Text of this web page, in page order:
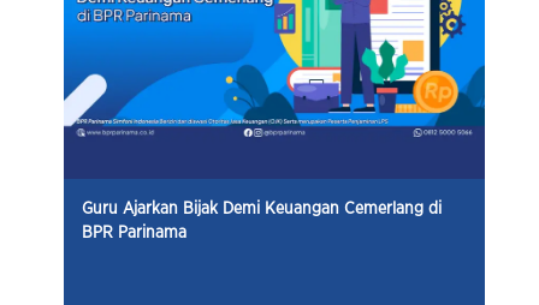
Guru Ajarkan Bijak Demi Keuangan Cemerlang di
BPR Parinama